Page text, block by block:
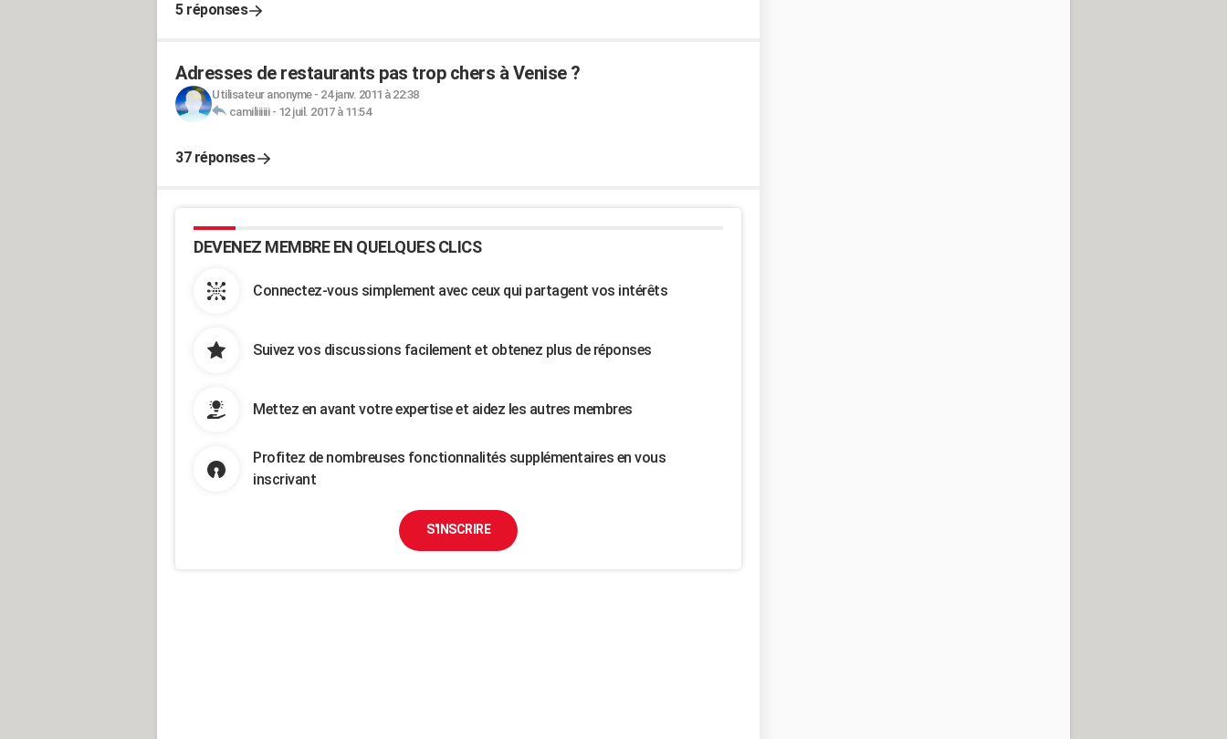
5 réponses
Adresses de restaurants pas trop chers à Venise ?
Utilisateur anonyme- 24 janv. 2011 à 22:38
camiliiiiii- 12 juil. 2017 à 11:54
37 réponses
DEVENEZ MEMBRE EN QUELQUES CLICS
Connectez-vous simplement avec ceux qui partagent vos intérêts
Suivez vos discussions facilement et obtenez plus de réponses
Mettez en avant votre expertise et aidez les autres membres
Profitez de nombreuses fonctionnalités supplémentaires en vous
inscrivant
S'INSCRIRE